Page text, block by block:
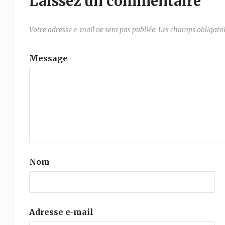
Votre adresse e-mail ne sera pas publiée. Les champs
Message
Nom
Adresse e-mail